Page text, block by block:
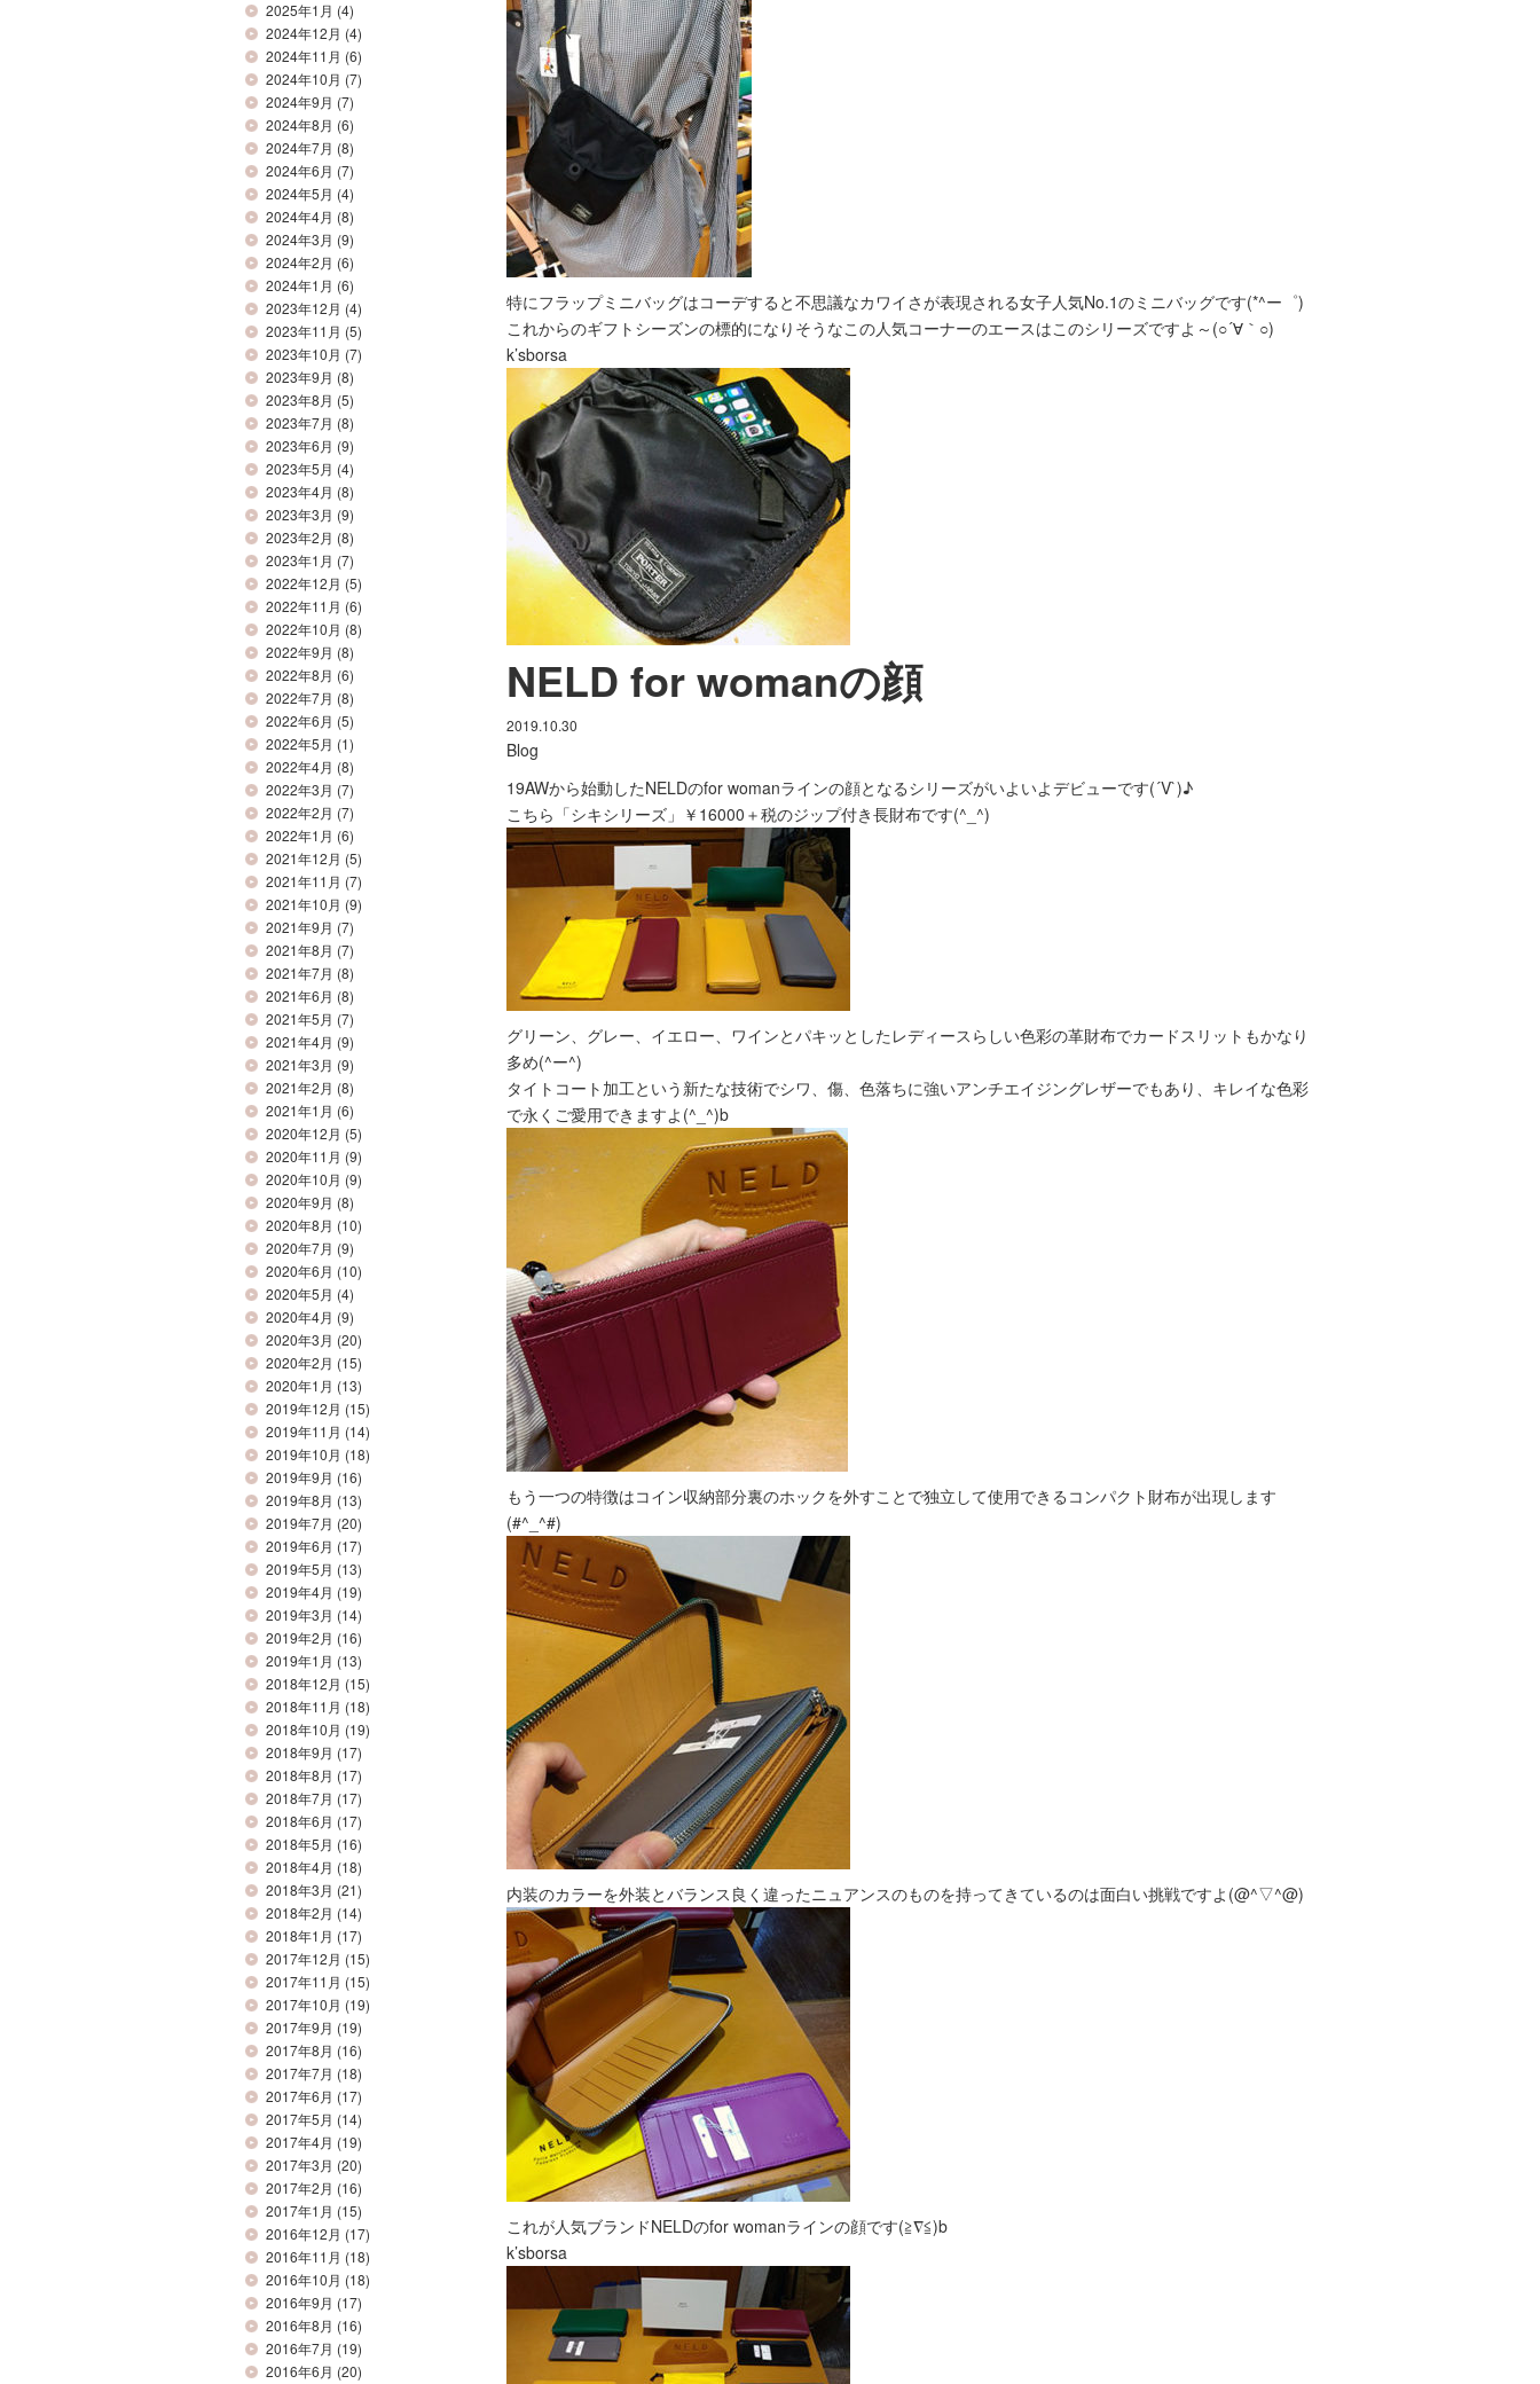
2025年1月 (4)
2024年12月 (4)
2024年11月 (6)
2024年10月 (7)
2024年9月 (7)
2024年8月 (6)
2024年7月 (8)
2024年6月 (7)
2024年5月 (4)
2024年4月 (8)
2024年3月 (9)
2024年2月 (6)
2024年1月 (6)
2023年12月 (4)
2023年11月 (5)
2023年10月 (7)
2023年9月 (8)
2023年8月 (5)
2023年7月 (8)
2023年6月 (9)
2023年5月 (4)
2023年4月 (8)
2023年3月 (9)
2023年2月 (8)
2023年1月 (7)
2022年12月 (5)
2022年11月 (6)
2022年10月 (8)
2022年9月 (8)
2022年8月 (6)
2022年7月 (8)
2022年6月 (5)
2022年5月 (1)
2022年4月 (8)
2022年3月 (7)
2022年2月 (7)
2022年1月 (6)
2021年12月 (5)
2021年11月 (7)
2021年10月 (9)
2021年9月 (7)
2021年8月 (7)
2021年7月 (8)
2021年6月 (8)
2021年5月 (7)
2021年4月 (9)
2021年3月 (9)
2021年2月 (8)
2021年1月 (6)
2020年12月 (5)
2020年11月 (9)
2020年10月 (9)
2020年9月 (8)
2020年8月 (10)
2020年7月 (9)
2020年6月 (10)
2020年5月 (4)
2020年4月 (9)
2020年3月 (20)
2020年2月 (15)
2020年1月 (13)
2019年12月 (15)
2019年11月 (14)
2019年10月 (18)
2019年9月 (16)
2019年8月 (13)
2019年7月 (20)
2019年6月 (17)
2019年5月 (13)
2019年4月 (19)
2019年3月 (14)
2019年2月 (16)
2019年1月 (13)
2018年12月 (15)
2018年11月 (18)
2018年10月 (19)
2018年9月 (17)
2018年8月 (17)
2018年7月 (17)
2018年6月 (17)
2018年5月 (16)
2018年4月 (18)
2018年3月 (21)
2018年2月 (14)
2018年1月 (17)
2017年12月 (15)
2017年11月 (15)
2017年10月 (19)
2017年9月 (19)
2017年8月 (16)
2017年7月 (18)
2017年6月 (17)
2017年5月 (14)
2017年4月 (19)
2017年3月 (20)
2017年2月 (16)
2017年1月 (15)
2016年12月 (17)
2016年11月 (18)
2016年10月 (18)
2016年9月 (17)
2016年8月 (16)
2016年7月 (19)
2016年6月 (20)
特にフラップミニバッグはコーデすると不思議なカワイさが表現される女子人気No.1のミニバッグです(*^ー゜)
これからのギフトシーズンの標的になりそうなこの人気コーナーのエースはこのシリーズですよ～(○´∀｀○)
k’sborsa
NELD for womanの顔
2019.10.30
Blog
19AWから始動したNELDのfor womanラインの顔となるシリーズがいよいよデビューです(´V`)♪
こちら「シキシリーズ」￥16000＋税のジップ付き長財布です(^_^)
グリーン、グレー、イエロー、ワインとパキッとしたレディースらしい色彩の革財布でカードスリットもかなり
多め(^ー^)
タイトコート加工という新たな技術でシワ、傷、色落ちに強いアンチエイジングレザーでもあり、キレイな色彩
で永くご愛用できますよ(^_^)b
もう一つの特徴はコイン収納部分裏のホックを外すことで独立して使用できるコンパクト財布が出現します
(#^_^#)
内装のカラーを外装とバランス良く違ったニュアンスのものを持ってきているのは面白い挑戦ですよ(@^▽^@)
これが人気ブランドNELDのfor womanラインの顔です(≧∇≦)b
k’sborsa